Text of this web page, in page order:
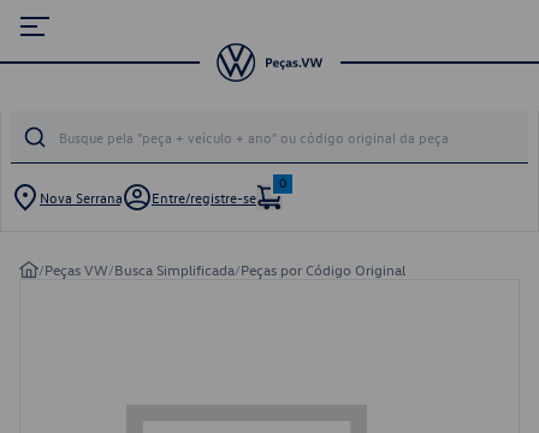
Nova Serrana Entre/registre-se
0
/Peças VW/Busca Simplificada/Peças por Código Original